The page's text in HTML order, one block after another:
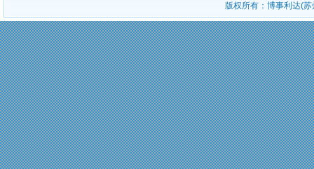
版权所有：博事利达(